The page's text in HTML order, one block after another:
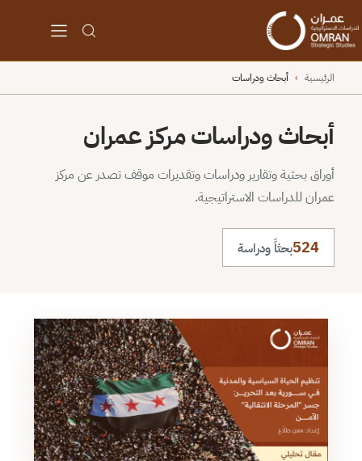
الرئيسية › أبحاث ودراسات
أبحاث ودراسات مركز عمران
أوراق بحثية وتقارير ودراسات وتقديرات موقف تصدر عن مركز
عمران للدراسات الاستراتيجية.
524بحثاً ودراسة